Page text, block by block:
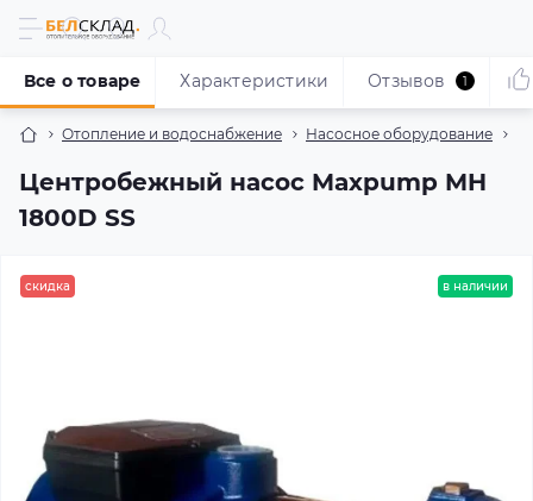
Отопление и водоснабжение Насосное оборудование
Центробежный насос Maxpump MH
1800D SS
Все о товаре Характеристики Отзывов 1
скидка в наличии